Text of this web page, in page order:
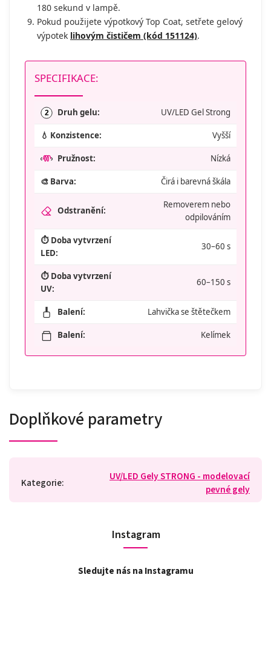
180 sekund v lampě.
Pokud použijete výpotkový Top Coat, setřete gelový
výpotek lihovým čističem (kód 151124).
SPECIFIKACE:
2 Druh gelu: UV/LED Gel Strong
💧 Konzistence: Vyšší
Pružnost: Nízká
🎨 Barva: Čirá i barevná škála
Odstranění:
Removerem nebo
odpilováním
⏱️ Doba vytvrzení
LED:
30–60 s
⏱️ Doba vytvrzení
UV:
60–150 s
Balení: Lahvička se štětečkem
Balení: Kelímek
Doplňkové parametry
Kategorie:
UV/LED Gely STRONG - modelovací
pevné gely
Instagram
Sledujte nás na Instagramu